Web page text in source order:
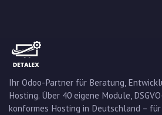
Ihr Odoo-Partner für Beratung,
Hosting. Über 40 eigene Module,
konformes Hosting in Deutschland – für